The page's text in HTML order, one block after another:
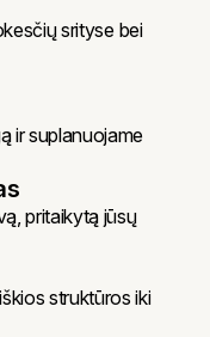
srityse bei
ir suplanuojame
pritaikytą jūsų
struktūros iki